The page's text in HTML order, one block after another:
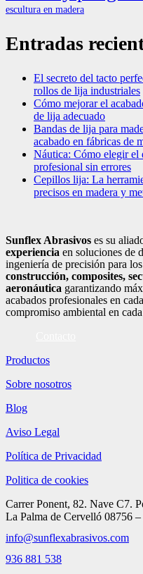
escultura en madera
Entradas
El secreto del tacto
rollos de lija industriales
Cómo mejorar el
de lija adecuado
Bandas de lija para
acabado en fábricas de
Náutica: Cómo elegir el
profesional sin errores
Cepillos lija: La
precisos en madera y
Sunflex Abrasivos es su
experiencia en soluciones de
ingeniería de precisión para
construcción, composites,
aeronáutica garantizando
acabados profesionales en
compromiso ambiental en
Productos
Sobre nosotros
Blog
Aviso Legal
Política de Privacidad
Politica de cookies
Carrer Ponent, 82. Nave C7.
La Palma de Cervelló 08756 –
info@sunflexabrasivos.com
936 881 538